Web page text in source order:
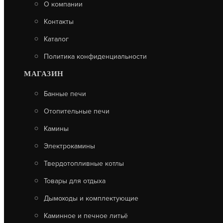
О компании
Контакты
Каталог
Политика конфиденциальности
МАГАЗИН
Банные печи
Отопительные печи
Камины
Электрокамины
Твердотопливные котлы
Товары для отдыха
Дымоходы и комплектующие
Каминное и печное литьё